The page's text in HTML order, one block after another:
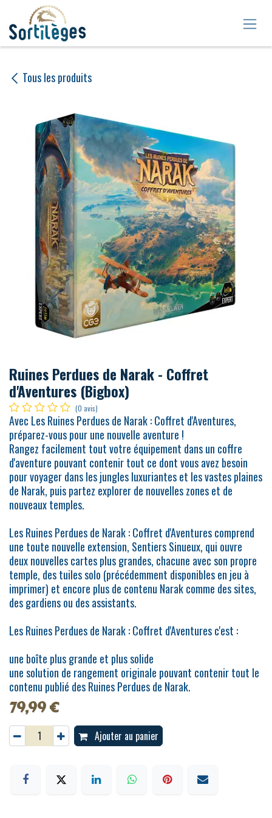
Se rendre au contenu
Tous les produits
Ruines Perdues de Narak - Coffret
d'Aventures (Bigbox)
(0 avis)
Avec Les Ruines Perdues de Narak : Coffret d'Aventures,
préparez-vous pour une nouvelle aventure !
Rangez facilement tout votre équipement dans un coffre
d'aventure pouvant contenir tout ce dont vous avez besoin
pour voyager dans les jungles luxuriantes et les vastes plaines
de Narak, puis partez explorer de nouvelles zones et de
nouveaux temples.
Les Ruines Perdues de Narak : Coffret d'Aventures comprend
une toute nouvelle extension, Sentiers Sinueux, qui ouvre
deux nouvelles cartes plus grandes, chacune avec son propre
temple, des tuiles solo (précédemment disponibles en jeu à
imprimer) et encore plus de contenu Narak comme des sites,
des gardiens ou des assistants.
Les Ruines Perdues de Narak : Coffret d'Aventures c'est :
une boîte plus grande et plus solide
une solution de rangement originale pouvant contenir tout le
contenu publié des Ruines Perdues de Narak.
79,99€
Ajouter au panier